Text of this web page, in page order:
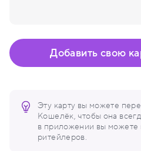
Эту карту вы можете
Кошелёк, чтобы она
в приложении вы можете
ритейлеров.
Добавить свою